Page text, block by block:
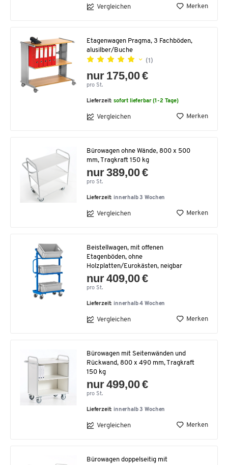
Vergleichen Merken
Etagenwagen Pragma, 3 Fachböden,
alusilber/Buche
(1)
nur 175,00 €
pro St.
Lieferzeit:sofort lieferbar (1-2 Tage)
Vergleichen Merken
Bürowagen ohne Wände, 800 x 500
mm, Tragkraft 150 kg
nur 389,00 €
pro St.
Lieferzeit: innerhalb 3 Wochen
Vergleichen Merken
Beistellwagen, mit offenen
Etagenböden, ohne
Holzplatten/Eurokästen, neigbar
nur 409,00 €
pro St.
Lieferzeit: innerhalb 4 Wochen
Vergleichen Merken
Bürowagen mit Seitenwänden und
Rückwand, 800 x 490 mm, Tragkraft
150 kg
nur 499,00 €
pro St.
Lieferzeit: innerhalb 3 Wochen
Vergleichen Merken
Bürowagen doppelseitig mit